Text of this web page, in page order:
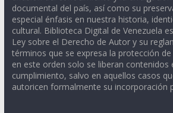
documental del país, así como su
especial énfasis en nuestra historia,
cultural. Biblioteca Digital de Venezuela
Ley sobre el Derecho de Autor y su
términos que se expresa la protección
en este orden solo se liberan contenidos
cumplimiento, salvo en aquellos casos
autoricen formalmente su incorporación